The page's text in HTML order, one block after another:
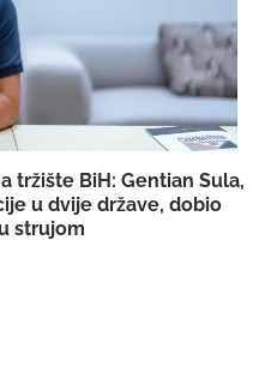
tržište BiH: Gentian Sula,
u dvije države, dobio
strujom